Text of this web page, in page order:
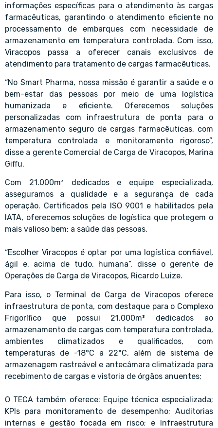
informações específicas para o atendimento às cargas
farmacêuticas, garantindo o atendimento eficiente no
processamento de embarques com necessidade de
armazenamento em temperatura controlada. Com isso,
Viracopos passa a oferecer canais exclusivos de
atendimento para tratamento de cargas farmacêuticas.
“No Smart Pharma, nossa missão é garantir a saúde e o
bem-estar das pessoas por meio de uma logística
humanizada e eficiente. Oferecemos soluções
personalizadas com infraestrutura de ponta para o
armazenamento seguro de cargas farmacêuticas, com
temperatura controlada e monitoramento rigoroso”,
disse a gerente Comercial de Carga de Viracopos, Marina
Giffu.
Com 21.000m³ dedicados e equipe especializada,
asseguramos a qualidade e a segurança de cada
operação. Certificados pela ISO 9001 e habilitados pela
IATA, oferecemos soluções de logística que protegem o
mais valioso bem: a saúde das pessoas.
“Escolher Viracopos é optar por uma logística confiável,
ágil e, acima de tudo, humana”, disse o gerente de
Operações de Carga de Viracopos, Ricardo Luize.
Para isso, o Terminal de Carga de Viracopos oferece
infraestrutura de ponta, com destaque para o Complexo
Frigorífico que possui 21.000m³ dedicados ao
armazenamento de cargas com temperatura controlada,
ambientes climatizados e qualificados, com
temperaturas de -18°C a 22°C, além de sistema de
armazenagem rastreável e antecâmara climatizada para
recebimento de cargas e vistoria de órgãos anuentes;
O TECA também oferece: Equipe técnica especializada;
KPIs para monitoramento de desempenho; Auditorias
internas e gestão focada em risco; e Infraestrutura